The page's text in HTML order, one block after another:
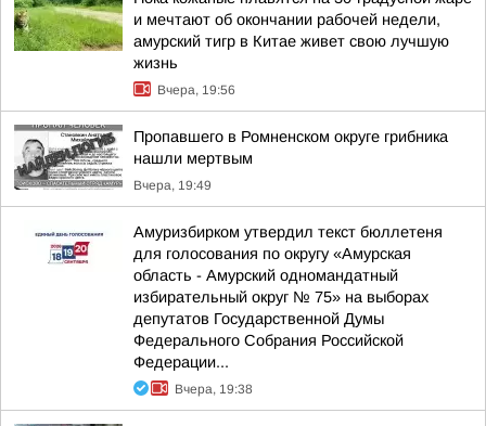
и мечтают об окончании рабочей недели,
амурский тигр в Китае живет свою лучшую
жизнь
Вчера, 19:56
Пропавшего в Ромненском округе грибника
нашли мертвым
Вчера, 19:49
Амуризбирком утвердил текст бюллетеня
для голосования по округу «Амурская
область - Амурский одномандатный
избирательный округ № 75» на выборах
депутатов Государственной Думы
Федерального Собрания Российской
Федерации...
Вчера, 19:38